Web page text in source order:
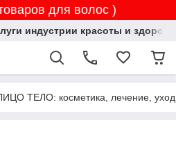
для волос )
индустрии красоты и
ТЕЛО: косметика, лечение, уход